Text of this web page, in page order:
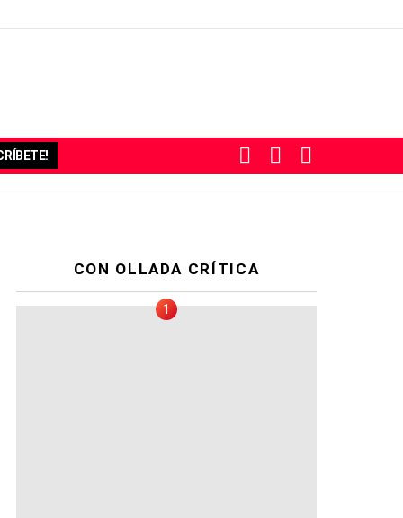
SWITCH
SKIN
BUSCAR
CON OLLADA CRÍTICA